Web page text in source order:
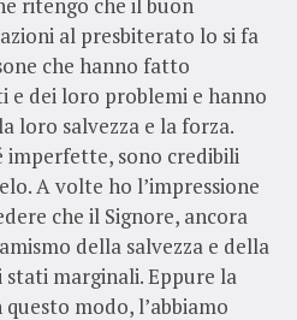
al presbiterato lo si fa
che hanno fatto
e dei loro problemi e hanno
loro salvezza e la forza.
imperfette, sono credibili
A volte ho l’impressione
che il Signore, ancora
della salvezza e della
marginali. Eppure la
modo, l’abbiamo